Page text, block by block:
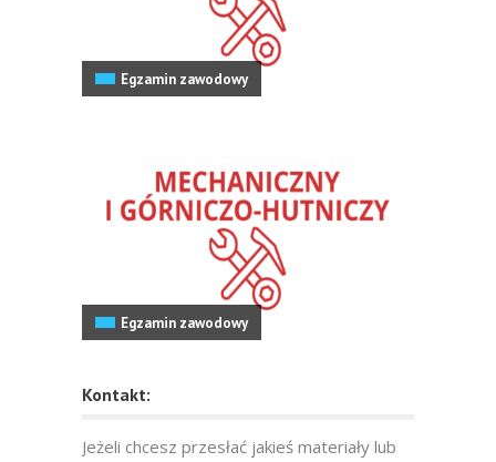
Egzamin zawodowy
Egzamin zawodowy
Kontakt:
Jeżeli chcesz przesłać jakieś materiały lub